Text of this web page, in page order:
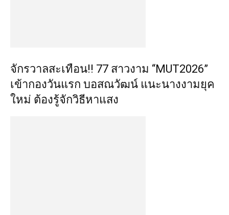
จักรวาลสะเทือน!! 77 สาวงาม “MUT2026”
เข้ากองวันแรก บอสณวัฒน์ แนะนางงามยุค
ใหม่ ต้องรู้จักวิธีหาแสง